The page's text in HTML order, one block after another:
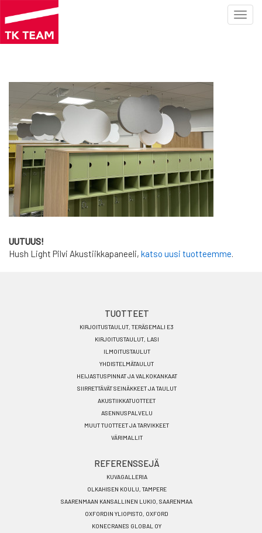
Hyppää
UUTUUS!
Hush Light Pilvi Akustiikkapaneeli, katso uusi tuotteemme
TUOTTEET
KIRJOITUSTAULUT, TERÄSEMALI E3
KIRJOITUSTAULUT, LASI
ILMOITUSTAULUT
YHDISTELMÄTAULUT
HEIJASTUSPINNAT JA VALKOKANKAAT
SIIRRETTÄVÄT SEINÄKKEET JA TAULUT
AKUSTIIKKATUOTTEET
ASENNUSPALVELU
MUUT TUOTTEET JA TARVIKKEET
VÄRIMALLIT
REFERENSSEJÄ
KUVAGALLERIA
OLKAHISEN KOULU, TAMPERE
SAARENMAAN KANSALLINEN LUKIO, SAARENMAA
OXFORDIN YLIOPISTO, OXFORD
KONECRANES GLOBAL OY